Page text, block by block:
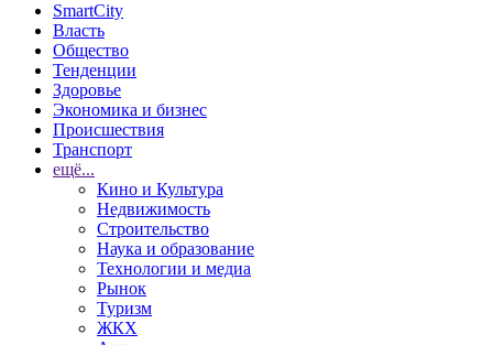
SmartCity
Власть
Общество
Тенденции
Здоровье
Экономика и бизнес
Происшествия
Транспорт
ещё...
Кино и Культура
Недвижимость
Строительство
Наука и образование
Технологии и медиа
Рынок
Туризм
ЖКХ